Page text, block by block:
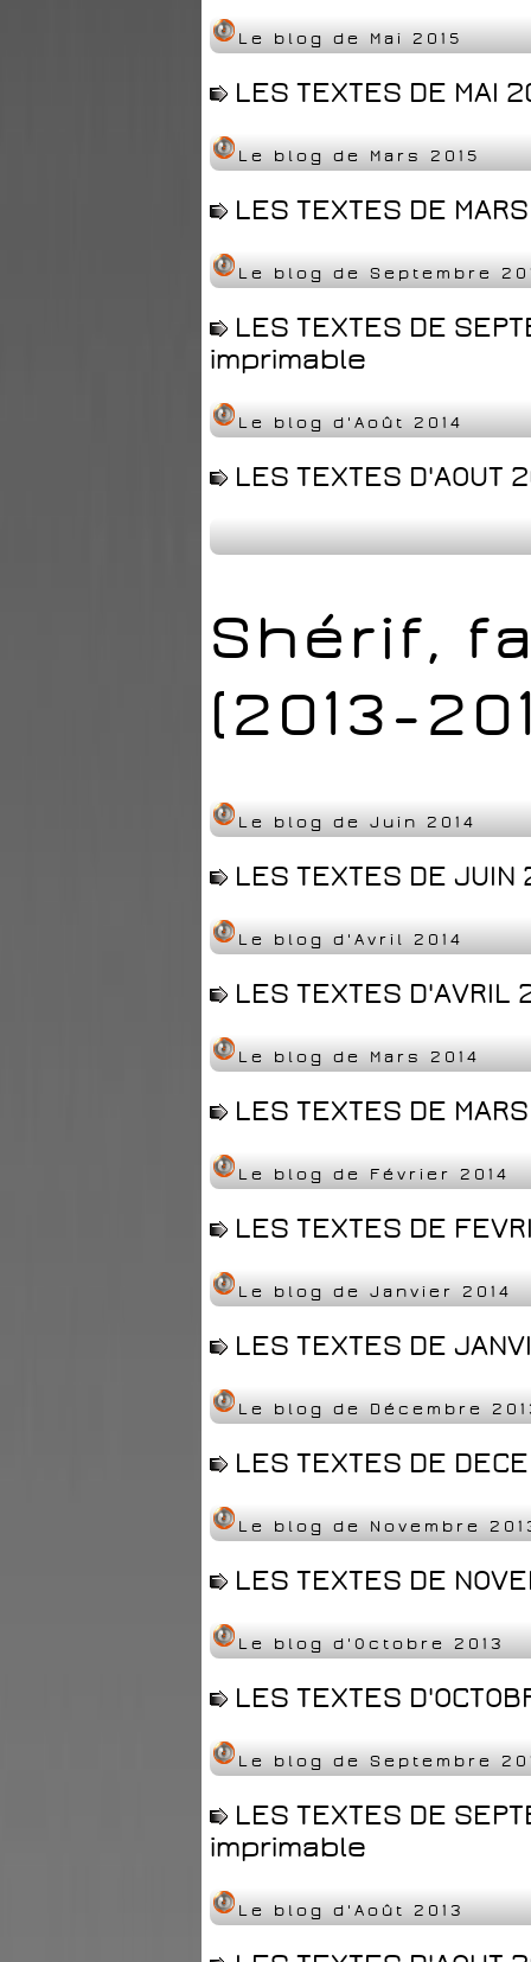
Le blog de Mai 2015
LES TEXTES DE
Le blog de Mars 2015
LES TEXTES DE
Le blog de Septembre
LES TEXTES DE
imprimable
Le blog d'Août 2014
LES TEXTES
Shérif,
(2013-
Le blog de Juin 2014
LES TEXTES DE
Le blog d'Avril 2014
LES TEXTES
Le blog de Mars 2014
LES TEXTES DE
Le blog de Février 2014
LES TEXTES DE
Le blog de Janvier 2014
LES TEXTES DE
Le blog de Décembre
LES TEXTES DE
Le blog de Novembre
LES TEXTES DE
Le blog d'Octobre 2013
LES TEXTES
Le blog de Septembre
LES TEXTES DE
imprimable
Le blog d'Août 2013